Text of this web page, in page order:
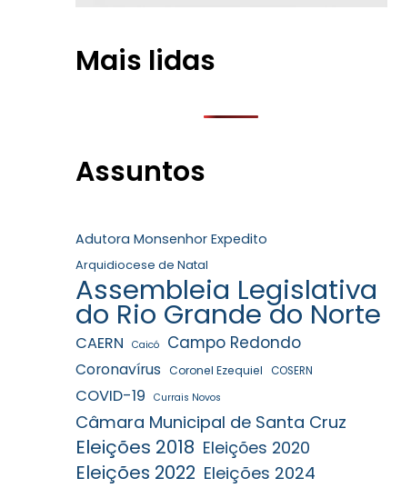
Mais lidas
Assuntos
Adutora Monsenhor Expedito
Arquidiocese de Natal
Assembleia Legislativa
do Rio Grande do Norte
CAERN Caicó Campo Redondo
Coronavírus Coronel Ezequiel COSERN
COVID-19 Currais Novos
Câmara Municipal de Santa Cruz
Eleições 2018 Eleições 2020
Eleições 2022 Eleições 2024